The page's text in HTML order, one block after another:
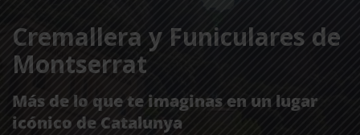
Cremallera y Funiculares de
Montserrat
Más de lo que te imaginas en un lugar
icónico de Catalunya